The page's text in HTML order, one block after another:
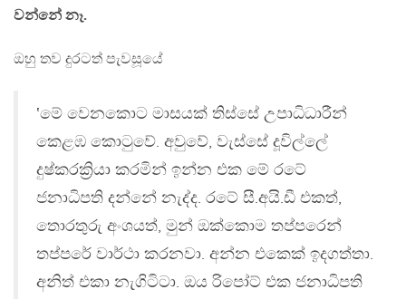
වන්නේ නෑ.
ඔහු තව දුරටත් පැවසූයේ
‛මේ වෙනකොට මාසයක් තිස්සේ උපාධිධාරීන්
කෙළඹ කොටුවේ. අවුවේ, වැස්සේ දූවිල්ලේ
දුෂ්කරක්‍රියා කරමින් ඉන්න එක මේ රටේ
ජනාධිපති දන්නේ නැද්ද. රටේ සී.අයි.ඩී එකත්,
තොරතුරු අංශයත්, මුන් ඔක්කොම තප්පරෙන්
තප්පරේ වාර්ථා කරනවා. අන්න එකෙක් ඉදගත්තා.
අනිත් එකා නැගිටිටා. ඔය රිපෝට් එක ජනාධිපති